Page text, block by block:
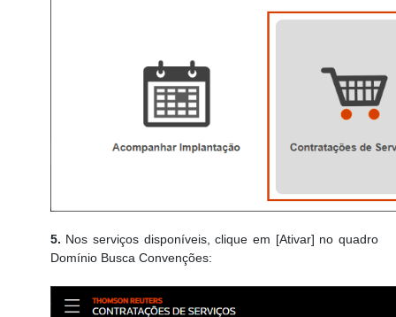
5. Nos serviços disponíveis, clique em [Ativar] no quadro
Domínio Busca Convenções: